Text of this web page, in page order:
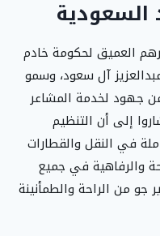
السعودية
العميق لحكومة خادم
آل سعود، وسمو
جهود لخدمة المشاعر
إلى أن التنظيم
في النقل والقطارات
والرفاهية في جميع
من الراحة والطمأنينة